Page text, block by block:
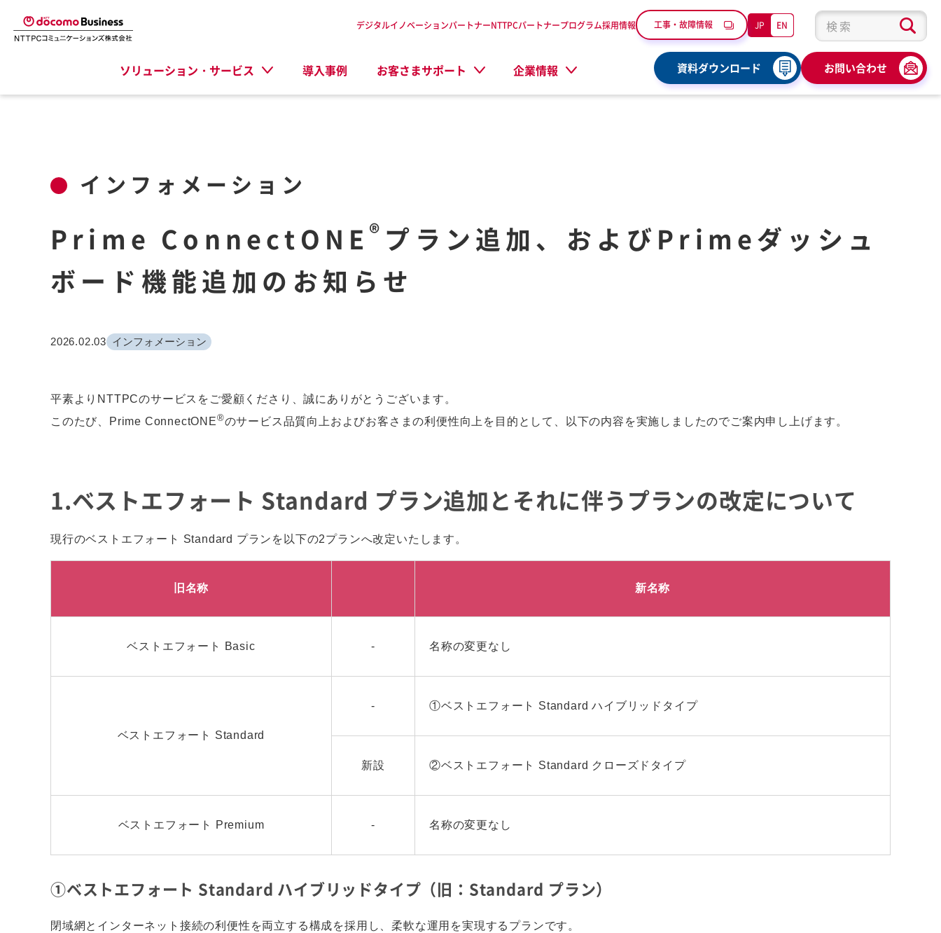
検索キーワード入力
ソリューション・サービス 導入事例 お客さまサポート 企業情報
デジタルイノベーションパートナーNTTPCパートナープログラム採用情報 工事・故障情報 JP EN
資料ダウンロード お問い合わせ
インフォメーション
Prime ConnectONE ® プラン追加、およびPrimeダッシュ
ボード機能追加のお知らせ
2026.02.03 インフォメーション
平素よりNTTPCのサービスをご愛顧くださり、誠にありがとうございます。
このたび、Prime ConnectONE®のサービス品質向上およびお客さまの利便性向上を目的として、以下の内容を実施しましたのでご案内申し上げます。
1.ベストエフォート Standard プラン追加とそれに伴うプランの改定について
現行のベストエフォート Standard プランを以下の2プランへ改定いたします。
旧名称 新名称
ベストエフォート Basic - 名称の変更なし
ベストエフォート Standard
- ①ベストエフォート Standard ハイブリッドタイプ
新設 ②ベストエフォート Standard クローズドタイプ
ベストエフォート Premium - 名称の変更なし
①ベストエフォート Standard ハイブリッドタイプ（旧：Standard プラン）
閉域網とインターネット接続の利便性を両立する構成を採用し、柔軟な運用を実現するプランです。